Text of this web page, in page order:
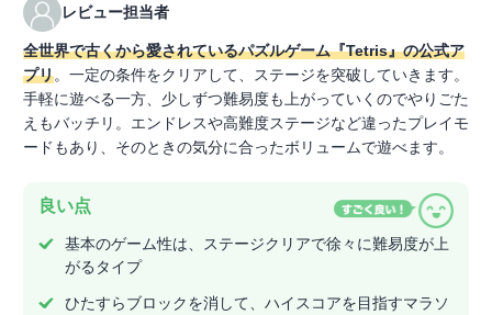
レビュー担当者
全世界で古くから愛されているパズルゲーム『Tetris』の公式ア
プリ。一定の条件をクリアして、ステージを突破していきます。
手軽に遊べる一方、少しずつ難易度も上がっていくのでやりごた
えもバッチリ。エンドレスや高難度ステージなど違ったプレイモ
ードもあり、そのときの気分に合ったボリュームで遊べます。
良い点
基本のゲーム性は、ステージクリアで徐々に難易度が上
がるタイプ
ひたすらブロックを消して、ハイスコアを目指すマラソ